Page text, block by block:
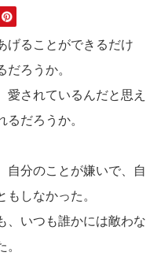
げることができるだけ
ろうか。
愛されているんだと思え
だろうか。
自分のことが嫌いで、自
しなかった。
、いつも誰かには敵わな